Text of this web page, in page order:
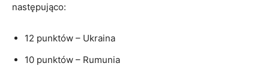
następująco:
12 punktów – Ukraina
10 punktów – Rumunia